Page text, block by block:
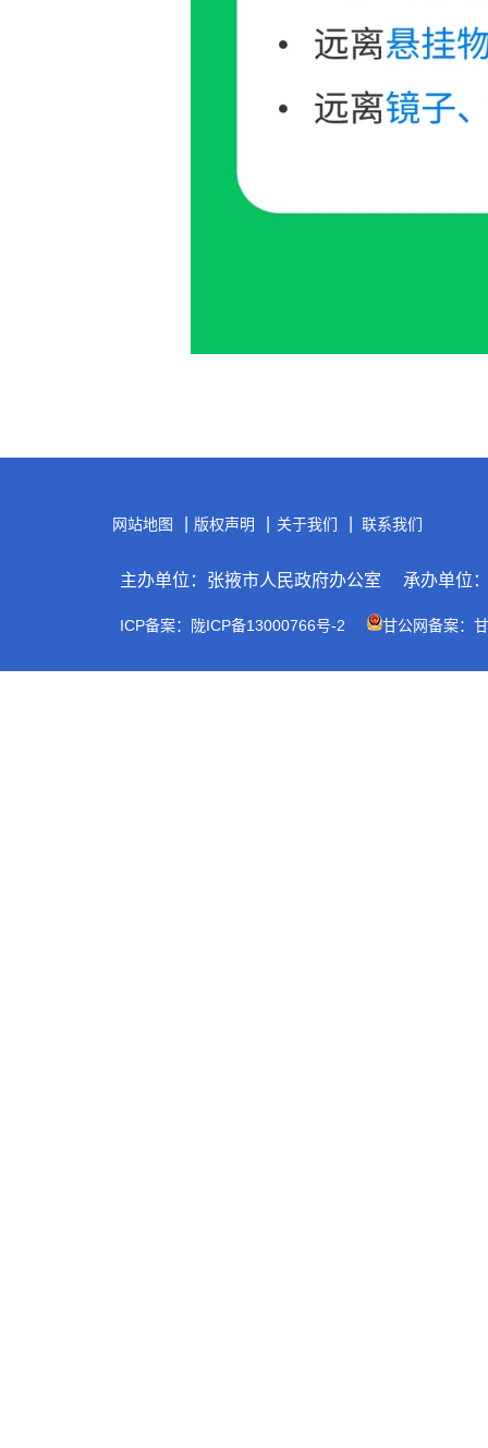
网站地图 版权声明 关于我们 联系我们
主办单位：张掖市人民政府办公室 承办单位
ICP备案：陇ICP备13000766号-2 甘公网备案：